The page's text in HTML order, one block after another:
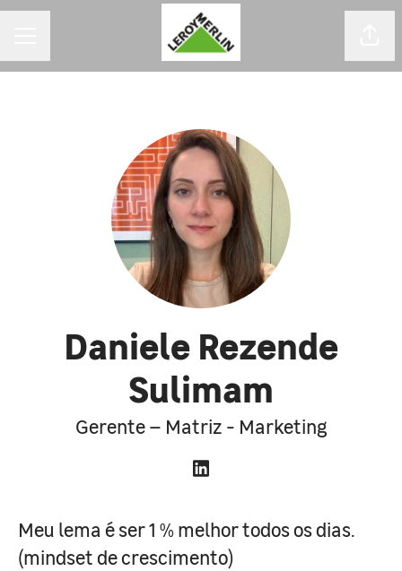
Daniele Rezende
Sulimam
Gerente – Matriz - Marketing
Meu lema é ser 1 % melhor todos os dias.
(mindset de crescimento)